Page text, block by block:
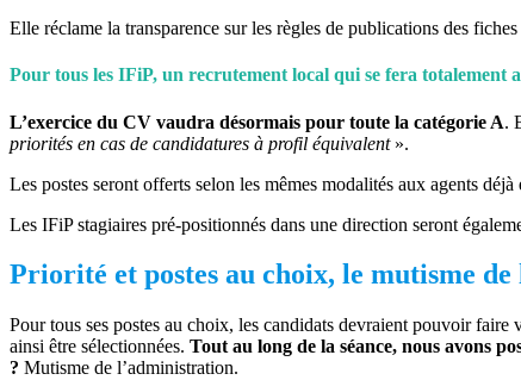
Elle réclame la transparence sur les règles de publications des
Pour tous les IFiP, un recrutement local qui se fera totalement
L’exercice du CV vaudra désormais pour toute la catégorie A.
priorités en cas de candidatures à profil équivalent».
Les postes seront offerts selon les mêmes modalités aux agents
Les IFiP stagiaires pré-positionnés dans une direction seront
Priorité et postes au choix, le mutisme
Pour tous ses postes au choix, les candidats devraient pouvoir
ainsi être sélectionnées. Tout au long de la séance, nous avons
? Mutisme de l’administration.